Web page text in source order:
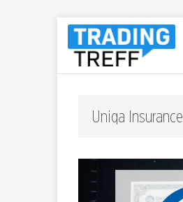
Uniqa Insurance